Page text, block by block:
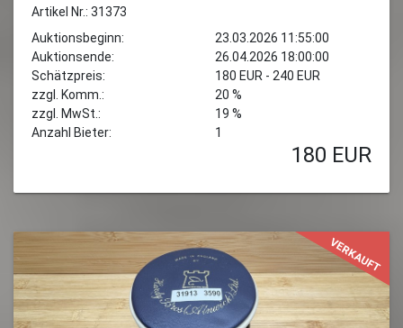
Artikel Nr.: 31373
Auktionsbeginn:
23.03.2026 11:55:00
Auktionsende:
26.04.2026 18:00:00
Schätzpreis:
180 EUR - 240 EUR
zzgl. Komm.:
20 %
zzgl. MwSt.:
19 %
Anzahl Bieter:
1
180 EUR
VERKAUFT